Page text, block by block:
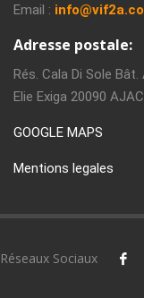
Email :
Adresse postale:
Rés. Cala Di Sole Bât.
Elie Exiga 20090
GOOGLE MAPS
Mentions legales
Réseaux Sociaux